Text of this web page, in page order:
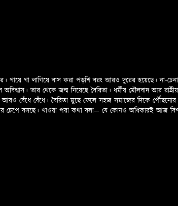
গায়ে গা লাগিয়ে বাস করা পড়শি বরং আরও দুরের হয়েছে। না-চেনা
তার থেকে জন্ম নিয়েছে বৈরিতা। ধর্মীয় মৌলবাদ আর রাষ্ট্রীয়
আরও বেঁধে বেঁধে। বৈরিতা মুছে ফেলে সহজ সমাজের দিকে
চেপে বসছে। খাওয়া পরা কথা বলা—­­ যে কোনও অধিকারই আজ